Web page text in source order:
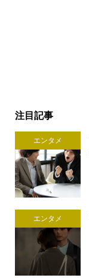
注目記事
エンタメ
エンタメ